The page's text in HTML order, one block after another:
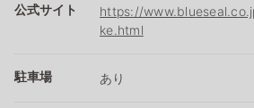
公式サイト
https://
ke.html
駐車場 あり